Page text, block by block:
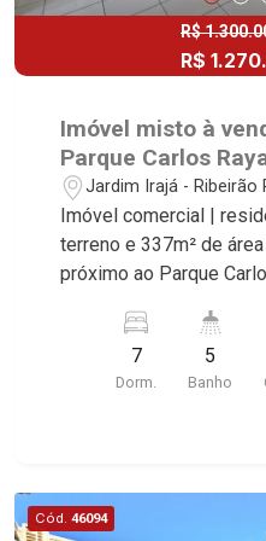
R$
R$
Imóvel misto à
Parque Carlos
Preto/SP.
Jardim Irajá - Ribeirão
Imóvel comercial |
terreno e 337m² de
próximo ao Parque
características deste
Imobiliária selecionou para você: -
terreno e 337m² de
churrasqueira -
cobertas - 2° sobrado -
7
Dorm.
5
Banho
Cód. 46094